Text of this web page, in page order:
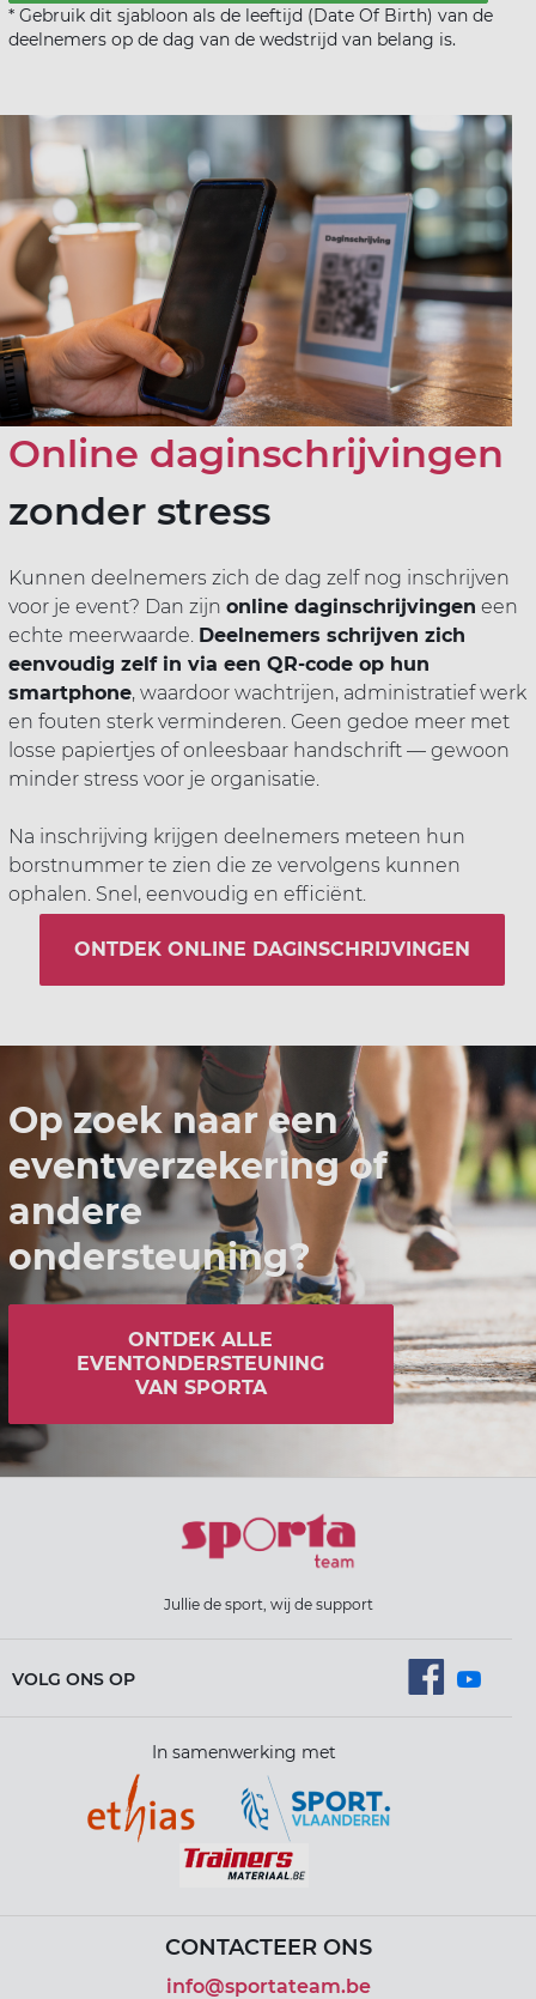
* Gebruik dit sjabloon als de leeftijd (Date Of Birth) van de
deelnemers op de dag van de wedstrijd van belang is.
Online daginschrijvingen
zonder stress
Kunnen deelnemers zich de dag zelf nog inschrijven
voor je event? Dan zijn online daginschrijvingen een
echte meerwaarde. Deelnemers schrijven zich
eenvoudig zelf in via een QR-code op hun
smartphone, waardoor wachtrijen, administratief werk
en fouten sterk verminderen. Geen gedoe meer met
losse papiertjes of onleesbaar handschrift — gewoon
minder stress voor je organisatie.
Na inschrijving krijgen deelnemers meteen hun
borstnummer te zien die ze vervolgens kunnen
ophalen. Snel, eenvoudig en efficiënt.
ONTDEK ONLINE DAGINSCHRIJVINGEN
Op zoek naar een
eventverzekering of
andere
ondersteuning?
ONTDEK ALLE
EVENTONDERSTEUNING
VAN SPORTA
Jullie de sport, wij de support
VOLG ONS OP
In samenwerking met
CONTACTEER ONS
info@sportateam.be